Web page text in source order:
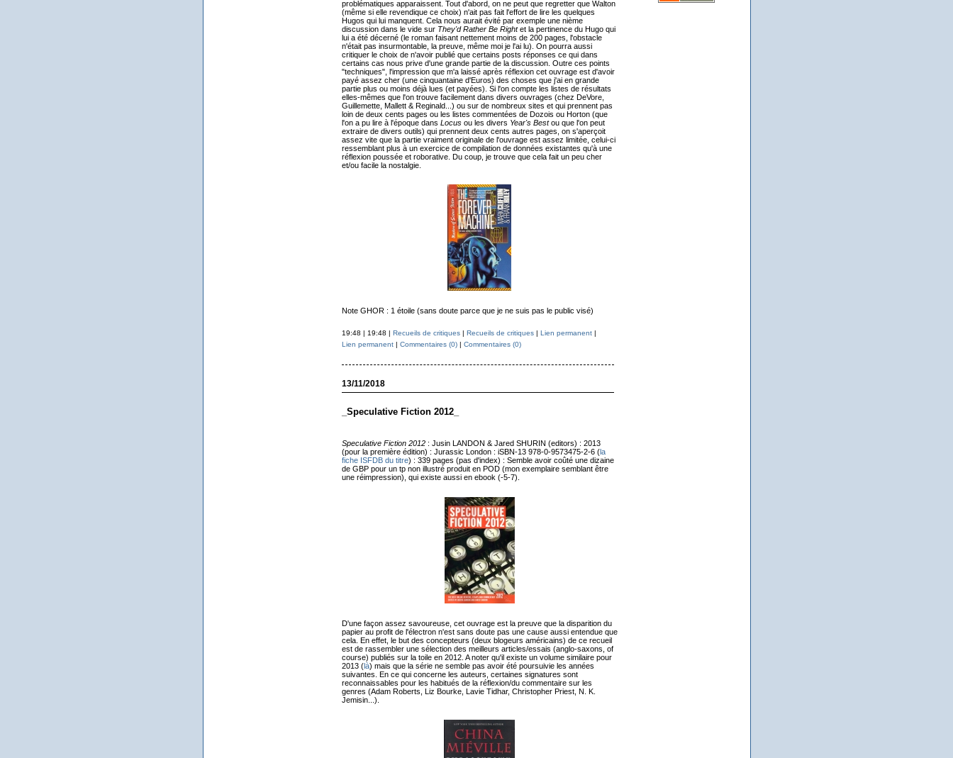
problématiques apparaissent. Tout d'abord, on ne peut que regretter que Walton
(même si elle revendique ce choix) n'ait pas fait l'effort de lire les quelques
Hugos qui lui manquent. Cela nous aurait évité par exemple une nième
discussion dans le vide sur They'd Rather Be Rightet la pertinence du Hugo qui
lui a été décerné (le roman faisant nettement moins de 200 pages, l'obstacle
n'était pas insurmontable, la preuve, même moi je l'ai lu). On pourra aussi
critiquer le choix de n'avoir publié que certains posts réponses ce qui dans
certains cas nous prive d'une grande partie de la discussion. Outre ces points
"techniques", l'impression que m'a laissé après réflexion cet ouvrage est d'avoir
payé assez cher (une cinquantaine d'Euros) des choses que j'ai en grande
partie plus ou moins déjà lues (et payées). Si l'on compte les listes de résultats
elles-mêmes que l'on trouve facilement dans divers ouvrages (chez DeVore,
Guillemette, Mallett & Reginald...) ou sur de nombreux sites et qui prennent pas
loin de deux cents pages ou les listes commentées de Dozois ou Horton (que
l'on a pu lire à l'époque dans Locusou les divers Year's Bestou que l'on peut
extraire de divers outils) qui prennent deux cents autres pages, on s'aperçoit
assez vite que la partie vraiment originale de l'ouvrage est assez limitée, celui-ci
ressemblant plus à un exercice de compilation de données existantes qu'à une
réflexion poussée et roborative. Du coup, je trouve que cela fait un peu cher
et/ou facile la nostalgie.
Note GHOR : 1 étoile (sans doute parce que je ne suis pas le public visé)
19:48 | 19:48 | Recueils de critiques| Recueils de critiques| Lien permanent|
Lien permanent| Commentaires (0)| Commentaires (0)
13/11/2018
_Speculative Fiction 2012_
Speculative Fiction 2012: Jusin LANDON & Jared SHURIN (editors) : 2013
(pour la première édition) : Jurassic London : iSBN-13 978-0-9573475-2-6 (la
fiche ISFDB du titre) : 339 pages (pas d'index) : Semble avoir coûté une dizaine
de GBP pour un tp non illustré produit en POD (mon exemplaire semblant être
une réimpression), qui existe aussi en ebook (-5-7).
D'une façon assez savoureuse, cet ouvrage est la preuve que la disparition du
papier au profit de l'électron n'est sans doute pas une cause aussi entendue que
cela. En effet, le but des concepteurs (deux blogeurs américains) de ce recueil
est de rassembler une sélection des meilleurs articles/essais (anglo-saxons, of
course) publiés sur la toile en 2012. A noter qu'il existe un volume similaire pour
2013 (là) mais que la série ne semble pas avoir été poursuivie les années
suivantes. En ce qui concerne les auteurs, certaines signatures sont
reconnaissables pour les habitués de la réflexion/du commentaire sur les
genres (Adam Roberts, Liz Bourke, Lavie Tidhar, Christopher Priest, N. K.
Jemisin...).